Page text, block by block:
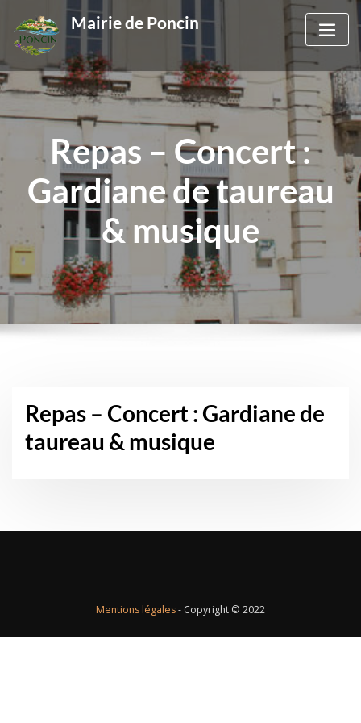
content
Mairie de Poncin
Repas – Concert :
Gardiane de taureau
& musique
Repas – Concert : Gardiane de
taureau & musique
Mentions légales- Copyright © 2022